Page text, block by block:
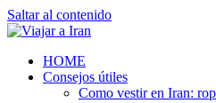
Saltar al contenido
HOME
Consejos útiles
Como vestir en Iran: